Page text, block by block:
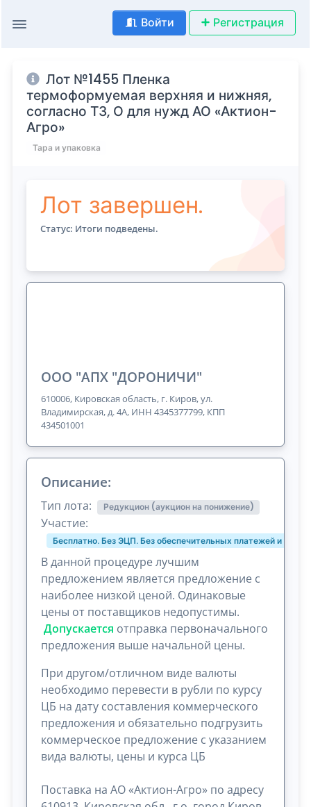
Войти Регистрация
Лот №1455 Пленка
термоформуемая верхняя и нижняя,
согласно ТЗ, О для нужд АО «Актион-
Агро»
Тара и упаковка
Лот завершен.
Статус: Итоги подведены.
ООО "АПХ "ДОРОНИЧИ"
610006, Кировская область, г. Киров, ул.
Владимирская, д. 4А, ИНН 4345377799, КПП
434501001
Описание:
Тип лота: Редукцион (аукцион на понижение)
Участие:
Бесплатно. Без ЭЦП. Без обеспечительных платежей и
В данной процедуре лучшим
предложением является предложение с
наиболее низкой ценой. Одинаковые
цены от поставщиков недопустимы.
Допускается отправка первоначального
предложения выше начальной цены.
При другом/отличном виде валюты
необходимо перевести в рубли по курсу
ЦБ на дату составления коммерческого
предложения и обязательно подгрузить
коммерческое предложение с указанием
вида валюты, цены и курса ЦБ
Поставка на АО «Актион-Агро» по адресу